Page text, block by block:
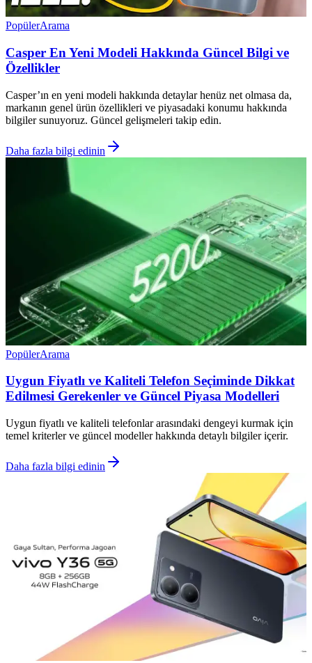
PopülerArama
Casper En Yeni Modeli Hakkında Güncel Bilgi ve
Özellikler
Casper’ın en yeni modeli hakkında detaylar henüz net olmasa da,
markanın genel ürün özellikleri ve piyasadaki konumu hakkında
bilgiler sunuyoruz. Güncel gelişmeleri takip edin.
Daha fazla bilgi edinin
PopülerArama
Uygun Fiyatlı ve Kaliteli Telefon Seçiminde Dikkat
Edilmesi Gerekenler ve Güncel Piyasa Modelleri
Uygun fiyatlı ve kaliteli telefonlar arasındaki dengeyi kurmak için
temel kriterler ve güncel modeller hakkında detaylı bilgiler içerir.
Daha fazla bilgi edinin